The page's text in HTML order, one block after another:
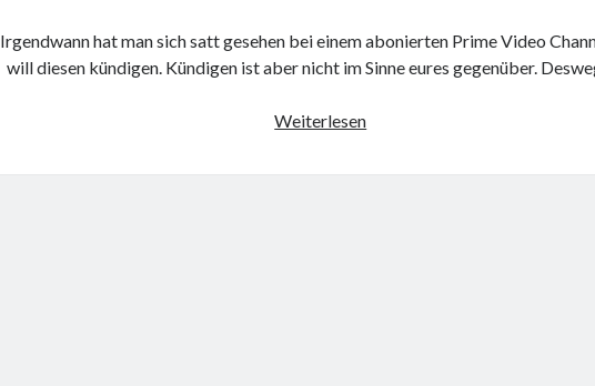
Irgendwann hat man sich satt gesehen bei einem abonierten Prime Video
will diesen kündigen. Kündigen ist aber nicht im Sinne eures gegenüber.
WeiterlesenPrime